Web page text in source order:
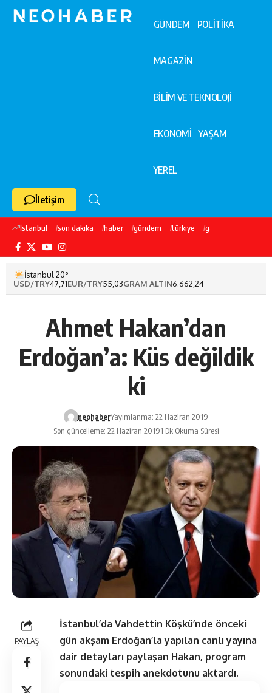
GÜNDEM POLİTİKA
MAGAZİN
BİLİM VE TEKNOLOJİ
EKONOMİ YAŞAM
YEREL
İletişim
İstanbul son dakika haber gündem türkiye galatasaray
İstanbul 20°
USD/TRY47,71EUR/TRY55,03GRAM ALTIN6.662,24
Ahmet Hakan’dan
Erdoğan’a: Küs değildik
ki
neohaberYayımlanma: 22 Haziran 2019
Son güncelleme: 22 Haziran 20191 Dk Okuma Süresi
PAYLAŞ
İstanbul’da Vahdettin Köşkü’nde önceki
gün akşam Erdoğan’la yapılan canlı yayına
dair detayları paylaşan Hakan, program
sonundaki tespih anekdotunu aktardı.